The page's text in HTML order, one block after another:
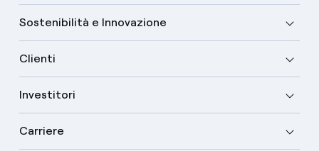
Sostenibilità e Innovazione
Clienti
Investitori
Carriere